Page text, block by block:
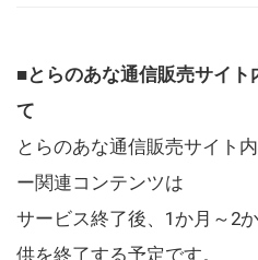
■とらのあな通信販売サイ
て
とらのあな通信販売サイト
ー関連コンテンツは
サービス終了後、1か月～2
供を終了する予定です。